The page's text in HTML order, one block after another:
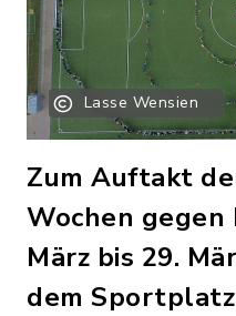
Lasse Wensien
Zum Auftakt
Wochen gegen
März bis 29.
dem